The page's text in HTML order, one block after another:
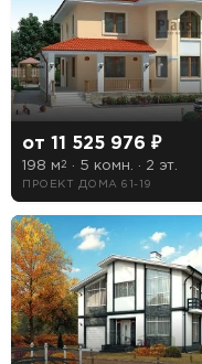
от 11 525 976 ₽
198 м 2 · 5 комн. · 2 эт.
ПРОЕКТ ДОМА 61-19